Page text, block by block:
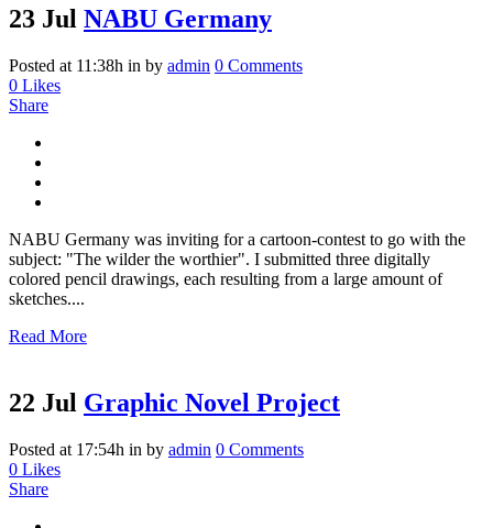
23 Jul NABU Germany
Posted at 11:38h in by admin 0 Comments
0 Likes
Share
NABU Germany was inviting for a cartoon-contest to go with the
subject: "The wilder the worthier". I submitted three digitally
colored pencil drawings, each resulting from a large amount of
sketches....
Read More
22 Jul Graphic Novel Project
Posted at 17:54h in by admin 0 Comments
0 Likes
Share